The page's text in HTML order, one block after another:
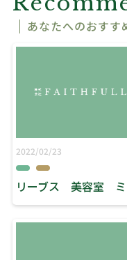
あなたへのおすす
2022/02/23